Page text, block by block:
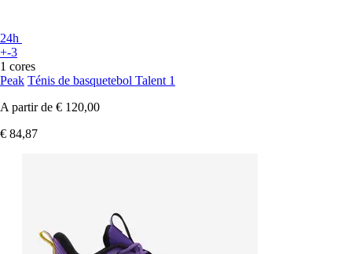
24h
+-3
1 cores
Peak Ténis de basquetebol Talent 1
A partir de € 120,00
€ 84,87